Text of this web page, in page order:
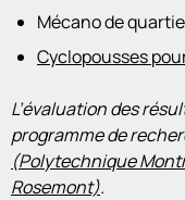
Mécano de
Cyclopousses
L’évaluation des
programme de
(Polytechnique
Rosemont).